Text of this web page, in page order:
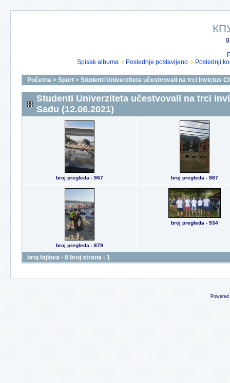
Spisak albuma
Poslednje postavljeno Poslednji
Početna > Sport > Studenti Univerziteta učestvovali na trci Invictus
Studenti Univerziteta učestvovali na trci
Sadu (12.06.2021)
broj pregleda - 967 broj pregleda - 987
broj pregleda - 879
broj pregleda - 934
broj fajlova - 8 broj strana - 1